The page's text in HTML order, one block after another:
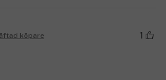
köpare 1